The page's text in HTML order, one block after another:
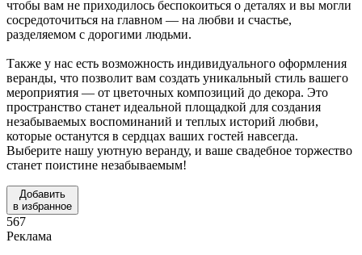
чтобы вам не приходилось беспокоиться о деталях и вы могли
сосредоточиться на главном — на любви и счастье,
разделяемом с дорогими людьми.
Также у нас есть возможность индивидуального оформления
веранды, что позволит вам создать уникальный стиль вашего
мероприятия — от цветочных композиций до декора. Это
пространство станет идеальной площадкой для создания
незабываемых воспоминаний и теплых историй любви,
которые останутся в сердцах ваших гостей навсегда.
Выберите нашу уютную веранду, и ваше свадебное торжество
станет поистине незабываемым!
Добавить
в избранное
567
Реклама